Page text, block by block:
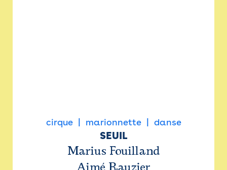
cirque marionnette danse
SEUIL
Marius Fouilland